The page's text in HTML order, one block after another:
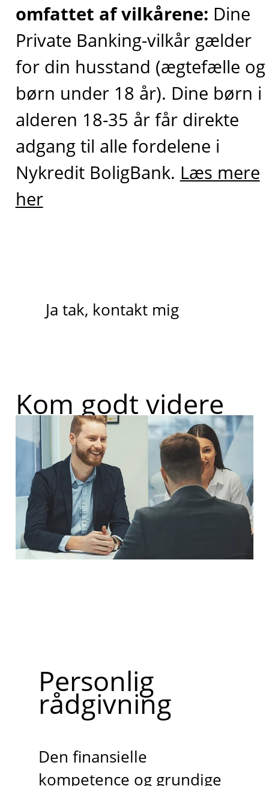
omfattet af vilkårene: Dine
Private Banking-vilkår gælder
for din husstand (ægtefælle og
børn under 18 år). Dine børn i
alderen 18-35 år får direkte
adgang til alle fordelene i
Nykredit BoligBank. Læs mere
her
Ja tak, kontakt mig
Kom godt videre
Personlig
rådgivning
Den finansielle
kompetence og grundige